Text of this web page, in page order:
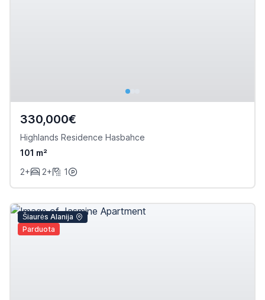
330,000€
Highlands Residence Hasbahce
101 m²
2+
2+ 1
Šiaurės Alanija
Parduota